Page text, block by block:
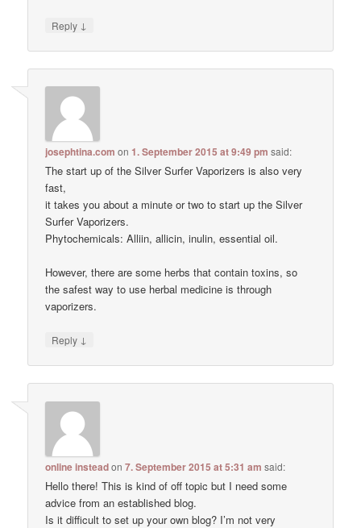
Reply ↓
josephtina.com on1. September 2015 at 9:49 pm said:
The start up of the Silver Surfer Vaporizers is also very
fast,
it takes you about a minute or two to start up the Silver
Surfer Vaporizers.
Phytochemicals: Alliin, allicin, inulin, essential oil.
However, there are some herbs that contain toxins, so
the safest way to use herbal medicine is through
vaporizers.
Reply ↓
online insteadon7. September 2015 at 5:31 am said:
Hello there! This is kind of off topic but I need some
advice from an established blog.
Is it difficult to set up your own blog? I’m not very